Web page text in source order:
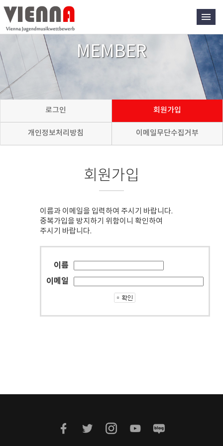
MEMBER
로그인 회원가입
개인정보처리방침 이메일무단수집거부
회원가입
이름과 이메일을 입력하여 주시기 바랍니다.
중복가입을 방지하기 위함이니 확인하여
주시기 바랍니다.
이름
이메일